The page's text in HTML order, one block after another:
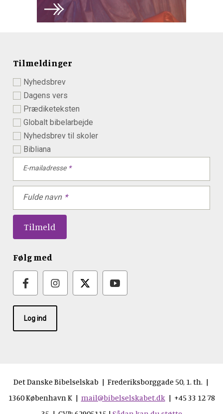
Tilmeldinger
Nyhedsbrev
Dagens vers
Prædiketeksten
Globalt bibelarbejde
Nyhedsbrev til skoler
Bibliana
E-mailadresse
Fulde navn
Følg med
Log ind
Det Danske Bibelselskab | Frederiksborggade 50, 1. th. |
1360 København K | mail@bibelselskabet.dk| +45 33 12 78